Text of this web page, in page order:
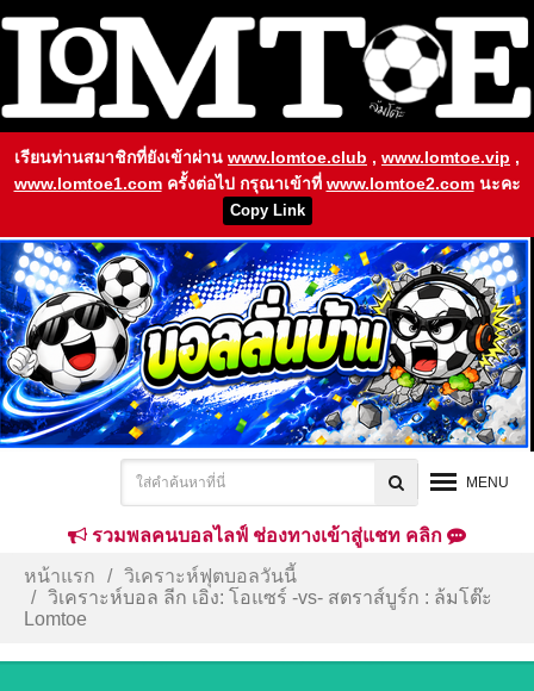
เรียนท่านสมาชิกที่ยังเข้าผ่าน www.lomtoe.club , www.lomtoe.vip ,
www.lomtoe1.com ครั้งต่อไป กรุณาเข้าที่ www.lomtoe2.comนะคะ
Copy Link
MENU
รวมพลคนบอลไลฟ์ ช่องทางเข้าสู่แชท คลิก
หน้าแรก
วิเคราะห์ฟุตบอลวันนี้
วิเคราะห์บอล ลีก เอิง: โอแซร์ -vs- สตราส์บูร์ก : ล้มโต๊ะ
Lomtoe